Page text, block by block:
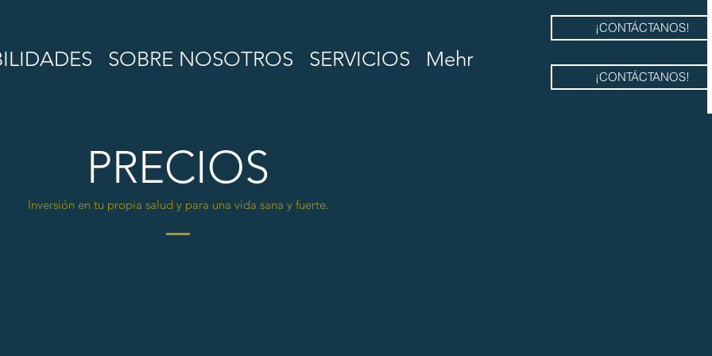
SOBRE NOSOTROS SERVICIOS Mehr
¡CONTÁCTANOS!
¡CONTÁCTANOS!
PRECIOS
Inversión en tu propia salud y para una vida sana y fuerte.